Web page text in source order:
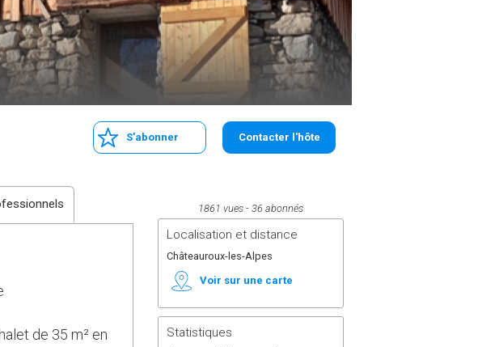
S'abonner Contacter l'hôte
1861 vues 36 abonnés
Localisation et distance
Châteauroux-les-Alpes
Voir sur une carte
Statistiques
de 35 m² en